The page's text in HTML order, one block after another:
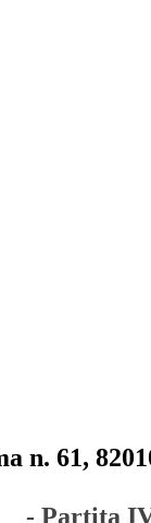
n. 61,
- Partita